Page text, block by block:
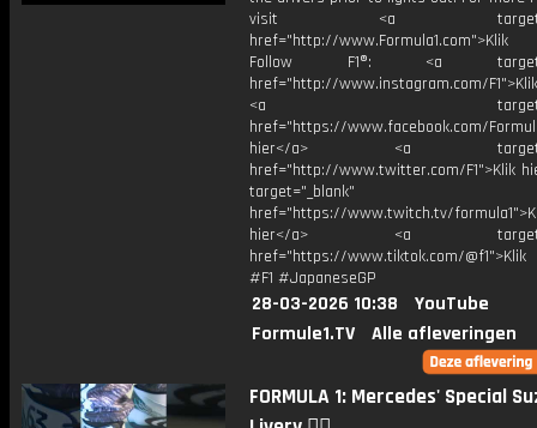
visit <a
href="http://
Follow F1®: <a
href="http://www.instagram.com/
<a
href="https://www.facebook.com/
hier</a> <a
href="http://www.twitter.com/F1">Klik
target="_blank"
href="https://www.twitch.tv/
hier</a> <a
href="https://www.tiktok.com/
#F1 #JapaneseGP
28-03-2026 10:38
YouTube
Formule1.TV
Alle afleveringen
FORMULA 1: Mercedes' Special